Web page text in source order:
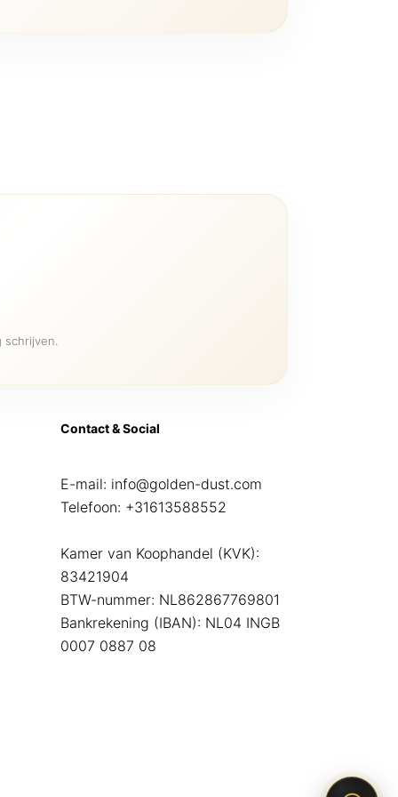
Contact & Social
E-mail: info@golden-dust.com
Telefoon: +31613588552
Kamer van Koophandel (KVK):
83421904
BTW-nummer: NL862867769801
Bankrekening (IBAN): NL04 INGB
0007 0887 08